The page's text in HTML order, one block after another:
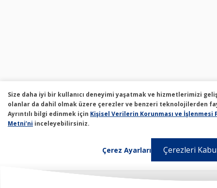
Size daha iyi bir kullanıcı deneyimi yaşatmak ve hizmetlerimizi
olanlar da dahil olmak üzere çerezler ve benzeri teknolojilerden
Ayrıntılı bilgi edinmek için Kişisel Verilerin Korunması ve İşlenmesi
Metni’ni inceleyebilirsiniz.
Çerez Ayarları Çerezleri